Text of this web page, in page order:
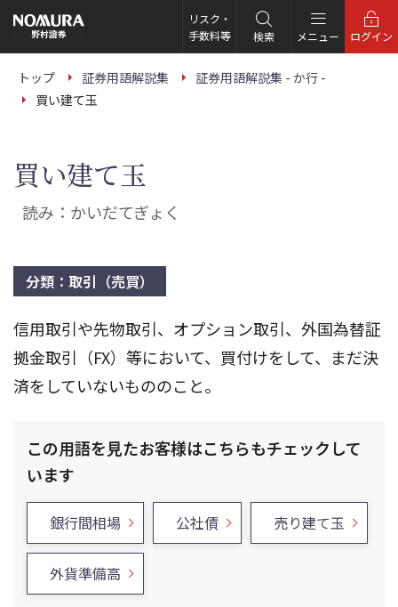
の
ー
リスク・
手数料等
検索 メニュー ログイン
トップ 証券用語解説集
証券用語解説集 - か行 -
買い建て玉
買い建て玉
読み：かいだてぎょく
分類：取引（売買）
信用取引や先物取引、オプション取引、外国為替証
拠金取引（FX）等において、買付けをして、まだ決
済をしていないもののこと。
この用語を見たお客様はこちらもチェックして
います
銀行間相場 公社債 売り建て玉
外貨準備高